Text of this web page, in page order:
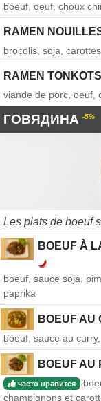
boeuf, oeuf, choux
RAMEN
brocolis, soja,
RAMEN
viande de porc, oeuf,
ГОВЯДИНА -5%
Les plats de boeuf
BOEUF À
boeuf, sauce soja,
paprika
BOEUF AU
boeuf, sauce au
BOEUF AU
часто нравится
champignons et